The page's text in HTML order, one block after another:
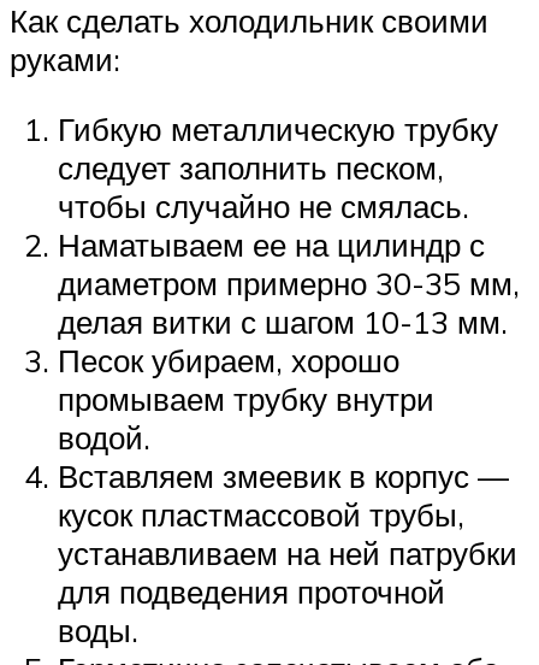
Как сделать холодильник своими
руками:
Гибкую металлическую трубку
следует заполнить песком,
чтобы случайно не смялась.
Наматываем ее на цилиндр с
диаметром примерно 30-35 мм,
делая витки с шагом 10-13 мм.
Песок убираем, хорошо
промываем трубку внутри
водой.
Вставляем змеевик в корпус —
кусок пластмассовой трубы,
устанавливаем на ней патрубки
для подведения проточной
воды.